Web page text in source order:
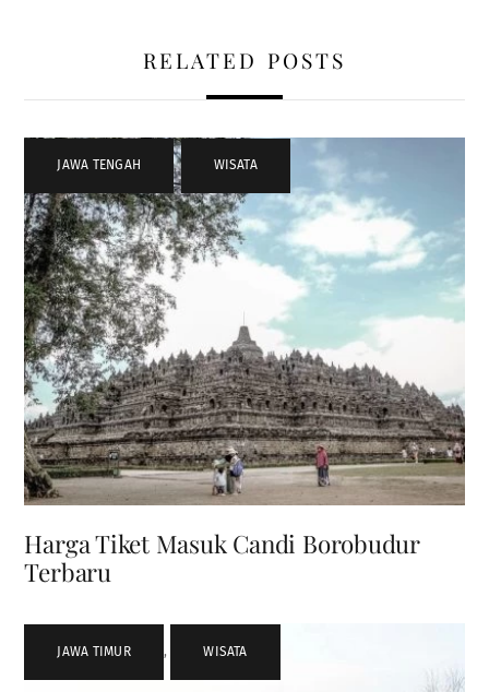
RELATED POSTS
JAWA TENGAH , WISATA
Harga Tiket Masuk Candi Borobudur
Terbaru
JAWA TIMUR , WISATA